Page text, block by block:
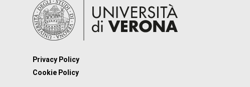
Privacy Policy
Cookie Policy